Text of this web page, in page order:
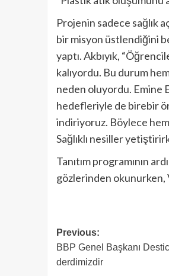
Projenin sadece sağlık
bir misyon üstlendiğini
yaptı. Akbıyık,
kalıyordu. Bu durum
neden oluyordu. Emine
hedefleriyle de birebir
indiriyoruz. Böylece hem
Sağlıklı nesiller
Tanıtım programının
gözlerinden okunurken,
Previous:
BBP Genel Başkanı
derdimizdir